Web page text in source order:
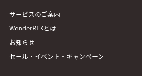
サービスのご案内
WonderREXとは
お知らせ
セール・イベント・キャンペーン